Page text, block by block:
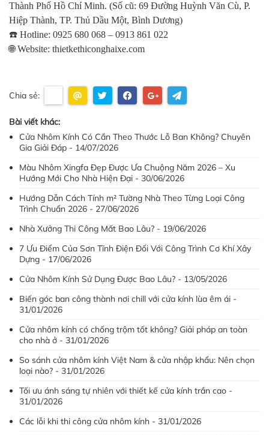
Thành Phố Hồ Chí Minh. (Số cũ: 69 Đường Huỳnh Văn Cù, P.
Hiệp Thành, TP. Thủ Dầu Một, Bình Dương)
☎️ Hotline: 0925 680 068 – 0913 861 022
🌐 Website: thietkethiconghaixe.com
Chia sẻ:
Bài viết khác:
Cửa Nhôm Kính Có Cần Theo Thước Lỗ Ban Không? Chuyên
Gia Giải Đáp - 14/07/2026
Màu Nhôm Xingfa Đẹp Được Ưa Chuộng Năm 2026 – Xu
Hướng Mới Cho Nhà Hiện Đại - 30/06/2026
Hướng Dẫn Cách Tính m² Tường Nhà Theo Từng Loại Công
Trình Chuẩn 2026 - 27/06/2026
Nhà Xưởng Thi Công Mất Bao Lâu? - 19/06/2026
7 Ưu Điểm Của Sơn Tĩnh Điện Đối Với Công Trình Cơ Khí Xây
Dựng - 17/06/2026
Cửa Nhôm Kính Sử Dụng Được Bao Lâu? - 13/05/2026
Biến góc ban công thành nơi chill với cửa kính lùa êm ái -
31/01/2026
Cửa nhôm kính có chống trộm tốt không? Giải pháp an toàn
cho nhà ở - 31/01/2026
So sánh cửa nhôm kính Việt Nam & cửa nhập khẩu: Nên chọn
loại nào? - 31/01/2026
Tối ưu ánh sáng tự nhiên với thiết kế cửa kính trần cao -
31/01/2026
Các lỗi khi thi công cửa nhôm kính - 31/01/2026